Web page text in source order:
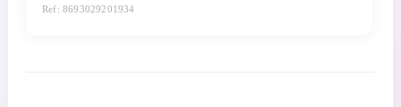
Ref: 8693029201934